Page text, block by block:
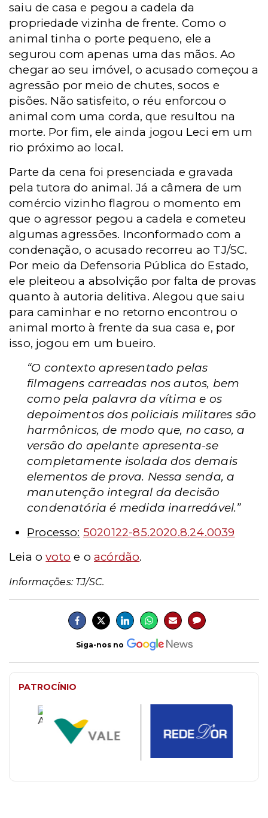
saiu de casa e pegou a cadela da
propriedade vizinha de frente. Como o
animal tinha o porte pequeno, ele a
segurou com apenas uma das mãos. Ao
chegar ao seu imóvel, o acusado começou a
agressão por meio de chutes, socos e
pisões. Não satisfeito, o réu enforcou o
animal com uma corda, que resultou na
morte. Por fim, ele ainda jogou Leci em um
rio próximo ao local.
Parte da cena foi presenciada e gravada
pela tutora do animal. Já a câmera de um
comércio vizinho flagrou o momento em
que o agressor pegou a cadela e cometeu
algumas agressões. Inconformado com a
condenação, o acusado recorreu ao TJ/SC.
Por meio da Defensoria Pública do Estado,
ele pleiteou a absolvição por falta de provas
quanto à autoria delitiva. Alegou que saiu
para caminhar e no retorno encontrou o
animal morto à frente da sua casa e, por
isso, jogou em um bueiro.
“O contexto apresentado pelas
filmagens carreadas nos autos, bem
como pela palavra da vítima e os
depoimentos dos policiais militares são
harmônicos, de modo que, no caso, a
versão do apelante apresenta-se
completamente isolada dos demais
elementos de prova. Nessa senda, a
manutenção integral da decisão
condenatória é medida inarredável.”
Processo: 5020122-85.2020.8.24.0039
Leia ovoto e o acórdão.
Informações: TJ/SC.
Siga-nos no
PATROCÍNIO